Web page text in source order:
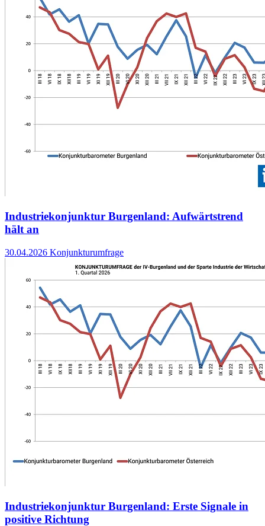
Industriekonjunktur Burgenland: Aufwärtstrend
hält an
30.04.2026 Konjunkturumfrage
Industriekonjunktur Burgenland: Erste Signale in
positive Richtung